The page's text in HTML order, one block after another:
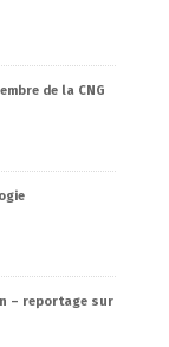
de la CNG
– reportage sur